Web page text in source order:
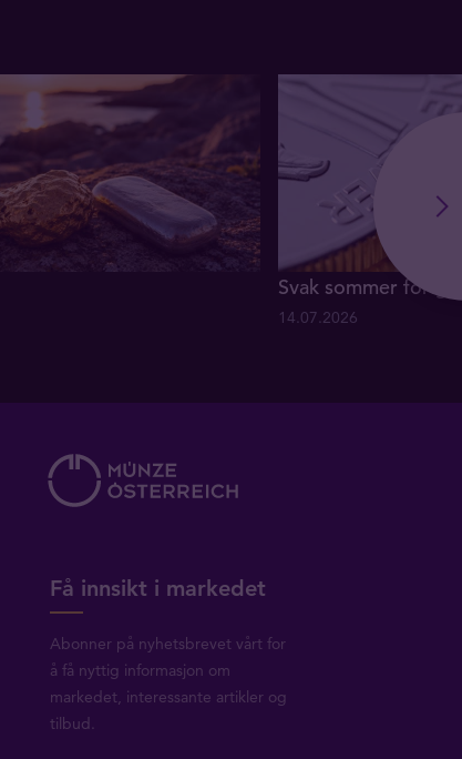
Svak sommer for
14.07.2026
Få innsikt i markedet
Abonner på nyhetsbrevet vårt for
å få nyttig informasjon om
markedet, interessante artikler og
tilbud.